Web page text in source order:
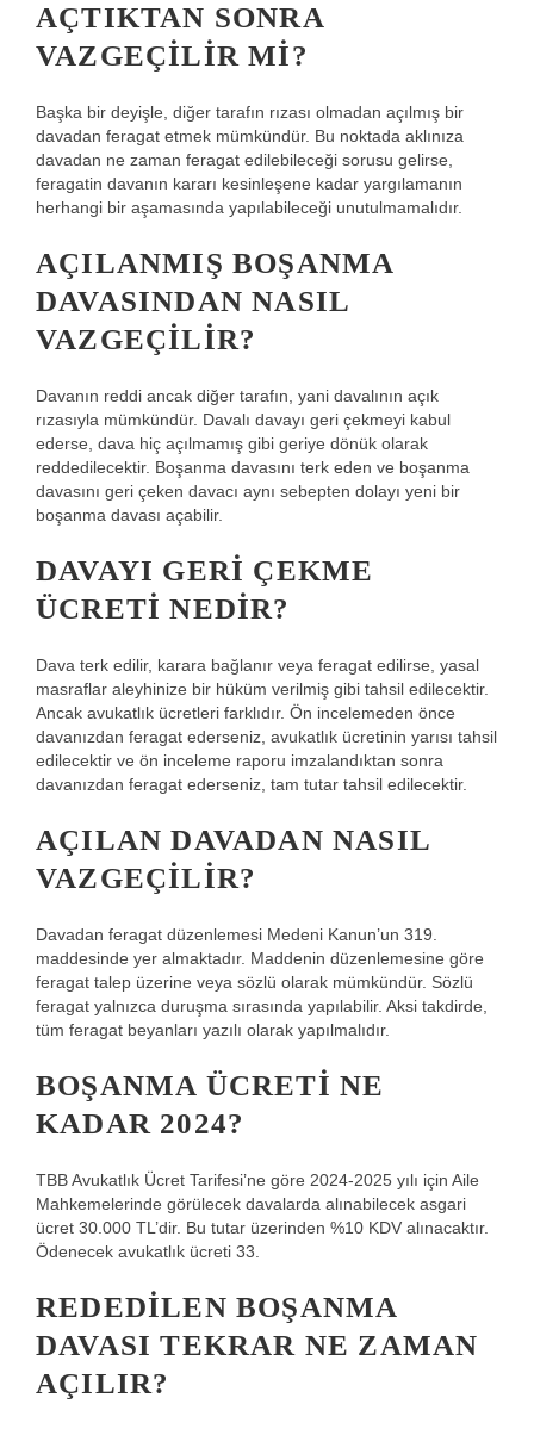
AÇTIKTAN SONRA
VAZGEÇILIR MI?
Başka bir deyişle, diğer tarafın rızası olmadan açılmış bir
davadan feragat etmek mümkündür. Bu noktada aklınıza
davadan ne zaman feragat edilebileceği sorusu gelirse,
feragatin davanın kararı kesinleşene kadar yargılamanın
herhangi bir aşamasında yapılabileceği unutulmamalıdır.
AÇILANMIŞ BOŞANMA
DAVASINDAN NASIL
VAZGEÇILIR?
Davanın reddi ancak diğer tarafın, yani davalının açık
rızasıyla mümkündür. Davalı davayı geri çekmeyi kabul
ederse, dava hiç açılmamış gibi geriye dönük olarak
reddedilecektir. Boşanma davasını terk eden ve boşanma
davasını geri çeken davacı aynı sebepten dolayı yeni bir
boşanma davası açabilir.
DAVAYI GERI ÇEKME
ÜCRETI NEDIR?
Dava terk edilir, karara bağlanır veya feragat edilirse, yasal
masraflar aleyhinize bir hüküm verilmiş gibi tahsil edilecektir.
Ancak avukatlık ücretleri farklıdır. Ön incelemeden önce
davanızdan feragat ederseniz, avukatlık ücretinin yarısı tahsil
edilecektir ve ön inceleme raporu imzalandıktan sonra
davanızdan feragat ederseniz, tam tutar tahsil edilecektir.
AÇILAN DAVADAN NASIL
VAZGEÇILIR?
Davadan feragat düzenlemesi Medeni Kanun’un 319.
maddesinde yer almaktadır. Maddenin düzenlemesine göre
feragat talep üzerine veya sözlü olarak mümkündür. Sözlü
feragat yalnızca duruşma sırasında yapılabilir. Aksi takdirde,
tüm feragat beyanları yazılı olarak yapılmalıdır.
BOŞANMA ÜCRETI NE
KADAR 2024?
TBB Avukatlık Ücret Tarifesi’ne göre 2024-2025 yılı için Aile
Mahkemelerinde görülecek davalarda alınabilecek asgari
ücret 30.000 TL’dir. Bu tutar üzerinden %10 KDV alınacaktır.
Ödenecek avukatlık ücreti 33.
REDEDILEN BOŞANMA
DAVASI TEKRAR NE ZAMAN
AÇILIR?